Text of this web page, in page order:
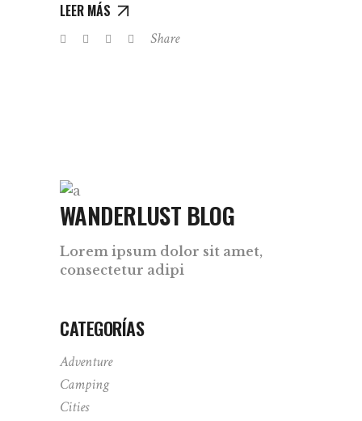
LEER MÁS
Share
WANDERLUST BLOG
Lorem ipsum dolor sit amet,
consectetur adipi
CATEGORÍAS
Adventure
Camping
Cities